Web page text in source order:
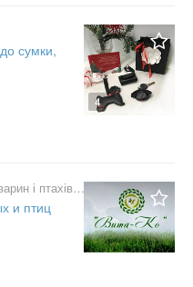
4
сумки,
і птахів
и птиц